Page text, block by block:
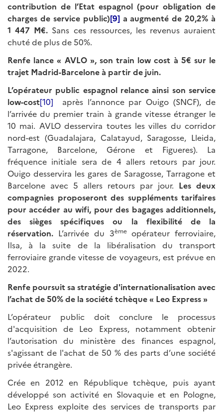
contribution de l’Etat espagnol (pour obligation de
charges de service public)[9]a augmenté de 20,2% à
1 447 M€. Sans ces ressources, les revenus auraient
chuté de plus de 50%.
Renfe lance « AVLO », son train low cost à 5€ sur le
trajet Madrid-Barcelone à partir de juin.
L’opérateur public espagnol relance ainsi son service
low-cost[10] après l’annonce par Ouigo (SNCF), de
l’arrivée du premier train à grande vitesse étranger le
10 mai. AVLO desservira toutes les villes du corridor
nord-est (Guadalajara, Calatayud, Saragosse, Lleida,
Tarragone, Barcelone, Gérone et Figueres). La
fréquence initiale sera de 4 allers retours par jour.
Ouigo desservira les gares de Saragosse, Tarragone et
Barcelone avec 5 allers retours par jour. Les deux
compagnies proposeront des suppléments tarifaires
pour accéder au wifi, pour des bagages additionnels,
des sièges spécifiques ou la flexibilité de la
réservation. L’arrivée du 3ème opérateur ferroviaire,
Ilsa, à la suite de la libéralisation du transport
ferroviaire grande vitesse de voyageurs, est prévue en
2022.
Renfe poursuit sa stratégie d'internationalisation avec
l’achat de 50% de la société tchèque « Leo Express »
L’opérateur public doit conclure le processus
d'acquisition de Leo Express, notamment obtenir
l’autorisation du ministère des finances espagnol,
s'agissant de l'achat de 50 % des parts d’une société
privée étrangère.
Crée en 2012 en République tchèque, puis ayant
développé son activité en Slovaquie et en Pologne,
Leo Express exploite des services de transports par